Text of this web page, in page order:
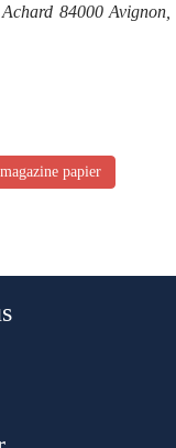
84000 Avignon,
papier